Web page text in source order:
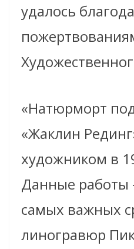
удалось
«Натюрморт
«Жаклин
художником в
Данные работы
самых важных
линогравюр